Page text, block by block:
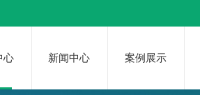
心 新闻中心 案例展示